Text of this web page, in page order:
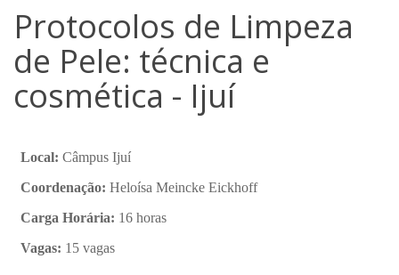
Protocolos de Limpeza
de Pele: técnica e
cosmética - Ijuí